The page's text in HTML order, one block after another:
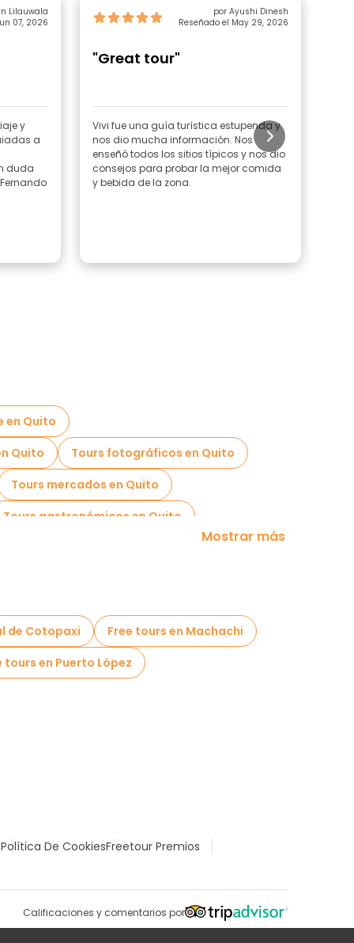
Lilauwala
07, 2026
y
a
duda
por Ayushi Dinesh
Reseñado el May 29, 2026
"Great tour"
Vivi fue una guía turística estupenda y
nos dio mucha información. Nos
enseñó todos los sitios típicos y nos dio
consejos para probar la mejor comida
y bebida de la zona.
en Quito
Quito
Tours fotográficos en Quito
Tours mercados en Quito
Tours gastronómicos en Quito
Mostrar más
de Cotopaxi
Free tours en Machachi
tours en Puerto López
Política De CookiesFreetour Premios
Calificaciones y comentarios por